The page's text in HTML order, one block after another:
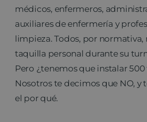
médicos, enfermeros,
auxiliares de enfermería y
limpieza. Todos, por normativa,
taquilla personal durante su
Pero ¿tenemos que instalar
Nosotros te decimos que NO, y
el por qué.